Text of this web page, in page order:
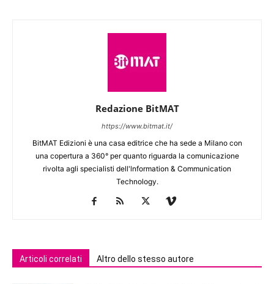
Redazione BitMAT
https://www.bitmat.it/
BitMAT Edizioni è una casa editrice che ha sede a Milano con
una copertura a 360° per quanto riguarda la comunicazione
rivolta agli specialisti dell'lnformation & Communication
Technology.
Articoli correlati Altro dello stesso autore